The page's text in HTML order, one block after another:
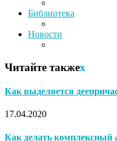
Библиотека
Новости
Читайте такжеx
Как выделяется
17.04.2020
Как делать комплексный